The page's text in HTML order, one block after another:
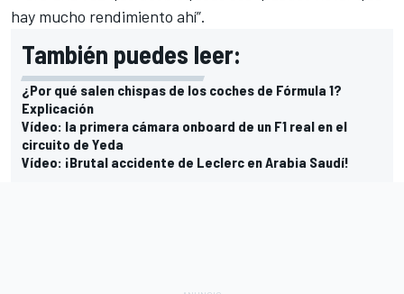
hay mucho rendimiento ahí”.
También puedes leer:
¿Por qué salen chispas de los coches de Fórmula 1?
Explicación
Vídeo: la primera cámara onboard de un F1 real en el
circuito de Yeda
Vídeo: ¡Brutal accidente de Leclerc en Arabia Saudí!